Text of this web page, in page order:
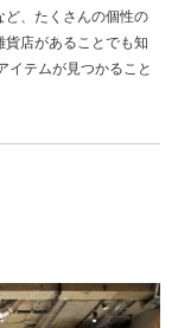
ど、たくさんの個性の
店があることでも知
イテムが見つかること